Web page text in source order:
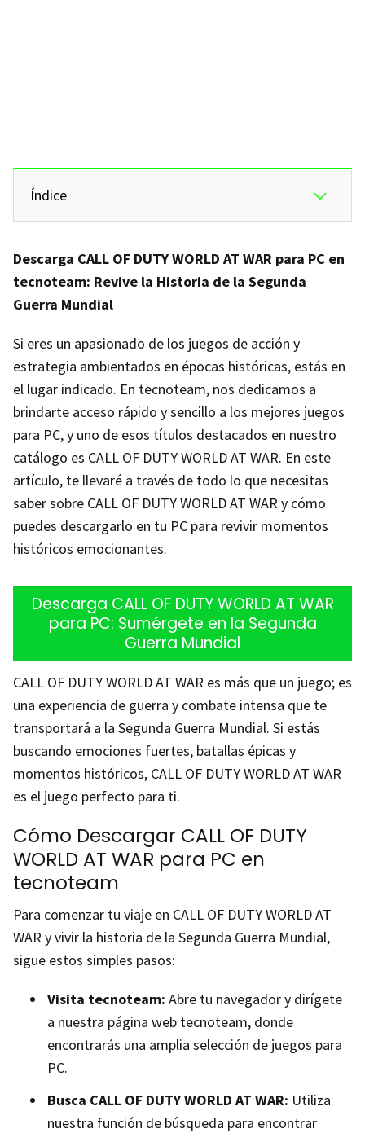
Índice
Descarga CALL OF DUTY WORLD AT WAR para PC en
tecnoteam: Revive la Historia de la Segunda
Guerra Mundial
Si eres un apasionado de los juegos de acción y
estrategia ambientados en épocas históricas, estás en
el lugar indicado. En tecnoteam, nos dedicamos a
brindarte acceso rápido y sencillo a los mejores juegos
para PC, y uno de esos títulos destacados en nuestro
catálogo es CALL OF DUTY WORLD AT WAR. En este
artículo, te llevaré a través de todo lo que necesitas
saber sobre CALL OF DUTY WORLD AT WAR y cómo
puedes descargarlo en tu PC para revivir momentos
históricos emocionantes.
Descarga CALL OF DUTY WORLD AT WAR
para PC: Sumérgete en la Segunda
Guerra Mundial
CALL OF DUTY WORLD AT WAR es más que un juego; es
una experiencia de guerra y combate intensa que te
transportará a la Segunda Guerra Mundial. Si estás
buscando emociones fuertes, batallas épicas y
momentos históricos, CALL OF DUTY WORLD AT WAR
es el juego perfecto para ti.
Cómo Descargar CALL OF DUTY
WORLD AT WAR para PC en
tecnoteam
Para comenzar tu viaje en CALL OF DUTY WORLD AT
WAR y vivir la historia de la Segunda Guerra Mundial,
sigue estos simples pasos:
Visita tecnoteam: Abre tu navegador y dirígete
a nuestra página web tecnoteam, donde
encontrarás una amplia selección de juegos para
PC.
Busca CALL OF DUTY WORLD AT WAR: Utiliza
nuestra función de búsqueda para encontrar